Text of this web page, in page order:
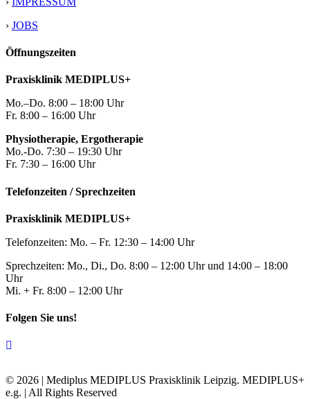
› JOBS
Öffnungszeiten
Praxisklinik MEDIPLUS+
Mo.–Do. 8:00 – 18:00 Uhr
Fr. 8:00 – 16:00 Uhr
Physiotherapie, Ergotherapie
Mo.-Do. 7:30 – 19:30 Uhr
Fr. 7:30 – 16:00 Uhr
Telefonzeiten / Sprechzeiten
Praxisklinik MEDIPLUS+
Telefonzeiten: Mo. – Fr. 12:30 – 14:00 Uhr
Sprechzeiten: Mo., Di., Do. 8:00 – 12:00 Uhr und 14:00 – 18:00
Uhr
Mi. + Fr. 8:00 – 12:00 Uhr
Folgen Sie uns!
© 2026 | Mediplus MEDIPLUS Praxisklinik Leipzig. MEDIPLUS+
e.g. | All Rights Reserved